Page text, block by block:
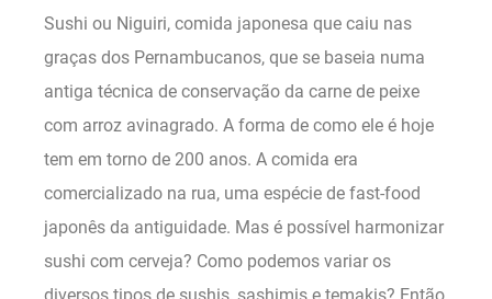
Sushi ou Niguiri, comida japonesa que caiu nas
graças dos Pernambucanos, que se baseia numa
antiga técnica de conservação da carne de peixe
com arroz avinagrado. A forma de como ele é hoje
tem em torno de 200 anos. A comida era
comercializado na rua, uma espécie de fast-food
japonês da antiguidade. Mas é possível harmonizar
sushi com cerveja? Como podemos variar os
diversos tipos de sushis, sashimis e temakis? Então